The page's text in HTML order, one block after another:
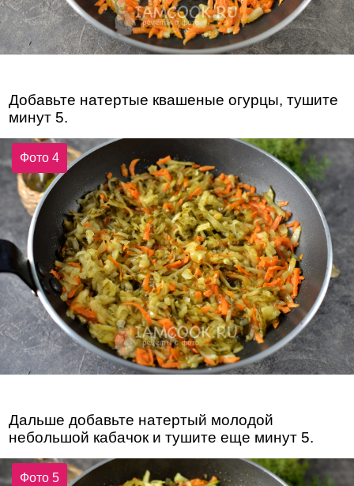
Добавьте натертые квашеные огурцы, тушите
минут 5.
Фото 4
Дальше добавьте натертый молодой
небольшой кабачок и тушите еще минут 5.
Фото 5